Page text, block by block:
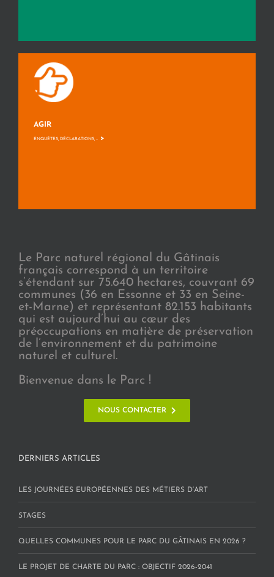
AGIR
ENQUÊTES, DÉCLARATIONS, ... >
Le Parc naturel régional du Gâtinais
français correspond à un territoire
s’étendant sur 75.640 hectares, couvrant 69
communes (36 en Essonne et 33 en Seine-
et-Marne) et représentant 82.153 habitants
qui est aujourd’hui au cœur des
préoccupations en matière de préservation
de l’environnement et du patrimoine
naturel et culturel.
Bienvenue dans le Parc !
NOUS CONTACTER
DERNIERS ARTICLES
LES JOURNÉES EUROPÉENNES DES MÉTIERS D’ART
STAGES
QUELLES COMMUNES POUR LE PARC DU GÂTINAIS EN 2026 ?
LE PROJET DE CHARTE DU PARC : OBJECTIF 2026-2041